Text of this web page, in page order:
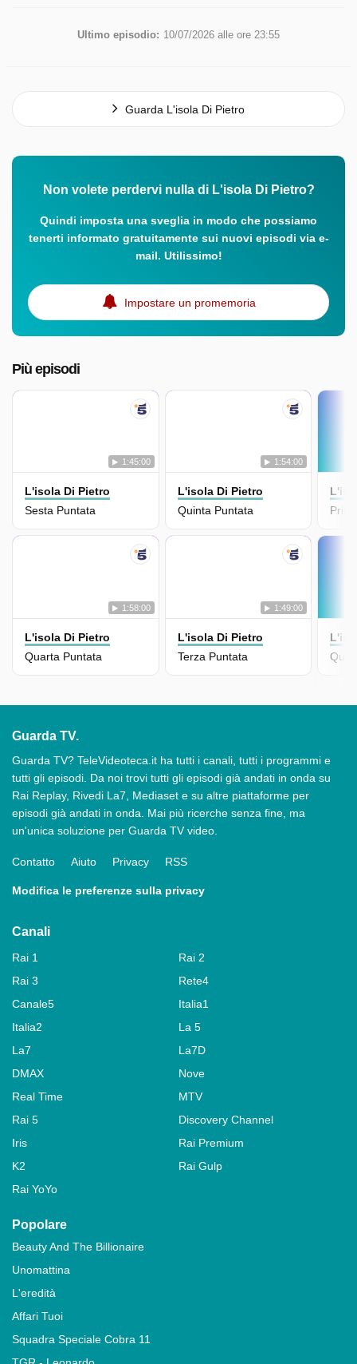
Ultimo episodio: 10/07/2026 alle ore 23:55
Guarda L'isola Di Pietro
Non volete perdervi nulla di L'isola Di Pietro?
Quindi imposta una sveglia in modo che possiamo
tenerti informato gratuitamente sui nuovi episodi via e-
mail. Utilissimo!
Impostare un promemoria
Più episodi
1:45:00
L'isola Di Pietro
Sesta Puntata
1:54:00
L'isola Di Pietro
Quinta Puntata
1:58:00
L'isola Di Pietro
Quarta Puntata
1:49:00
L'isola Di Pietro
Terza Puntata
Guarda TV.
Guarda TV? TeleVideoteca.it ha tutti i canali, tutti i programmi e
tutti gli episodi. Da noi trovi tutti gli episodi già andati in onda su
Rai Replay, Rivedi La7, Mediaset e su altre piattaforme per
episodi già andati in onda. Mai più ricerche senza fine, ma
un'unica soluzione per Guarda TV video.
Contatto Aiuto Privacy RSS
Modifica le preferenze sulla privacy
Canali
Rai 1
Rai 2
Rai 3
Rete4
Canale5
Italia1
Italia2
La 5
La7
La7D
DMAX
Nove
Real Time
MTV
Rai 5
Discovery Channel
Iris
Rai Premium
K2
Rai Gulp
Rai YoYo
Popolare
Beauty And The Billionaire
Unomattina
L'eredità
Affari Tuoi
Squadra Speciale Cobra 11